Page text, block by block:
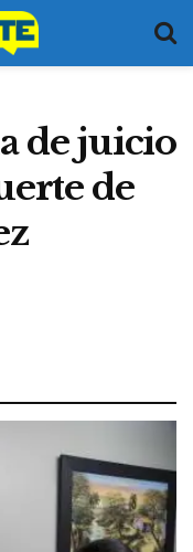
de juicio
de